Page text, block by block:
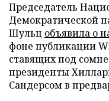
Председатель
Демократической
Шульц объявила о
фоне публикации
ставящих под
президенты
Сандерсом в